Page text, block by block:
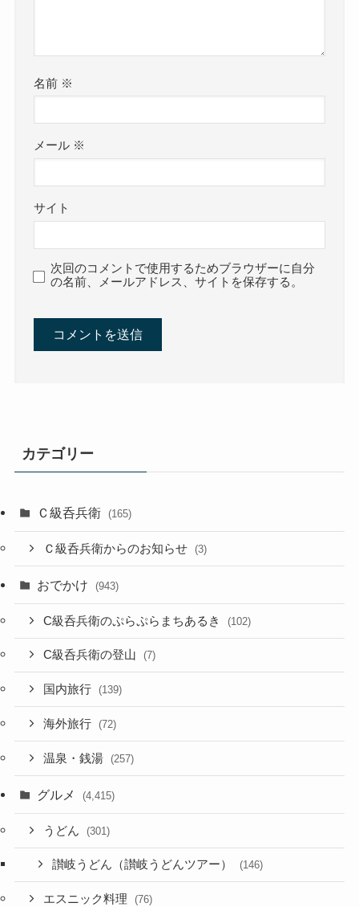
名前 ※
メール ※
サイト
次回のコメントで使用するためブラウザーに自分
の名前、メールアドレス、サイトを保存する。
カテゴリー
Ｃ級呑兵衛 (165)
Ｃ級呑兵衛からのお知らせ (3)
おでかけ (943)
C級呑兵衛のぷらぷらまちあるき (102)
C級呑兵衛の登山 (7)
国内旅行 (139)
海外旅行 (72)
温泉・銭湯 (257)
グルメ (4,415)
うどん (301)
讃岐うどん（讃岐うどんツアー） (146)
エスニック料理 (76)